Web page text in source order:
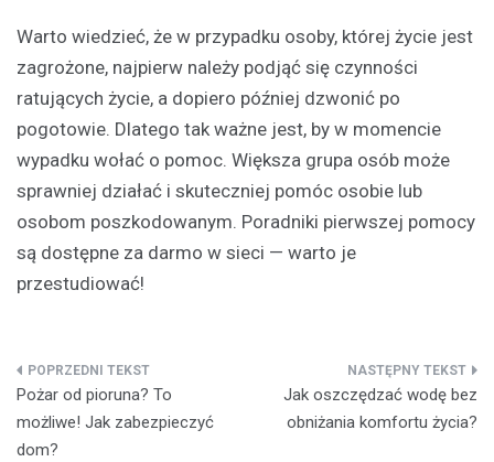
Warto wiedzieć, że w przypadku osoby, której życie jest
zagrożone, najpierw należy podjąć się czynności
ratujących życie, a dopiero później dzwonić po
pogotowie. Dlatego tak ważne jest, by w momencie
wypadku wołać o pomoc. Większa grupa osób może
sprawniej działać i skuteczniej pomóc osobie lub
osobom poszkodowanym. Poradniki pierwszej pomocy
są dostępne za darmo w sieci — warto je
przestudiować!
Nawigacja
wpisu
Pożar od pioruna? To
możliwe! Jak zabezpieczyć
dom?
Jak oszczędzać wodę bez
obniżania komfortu życia?